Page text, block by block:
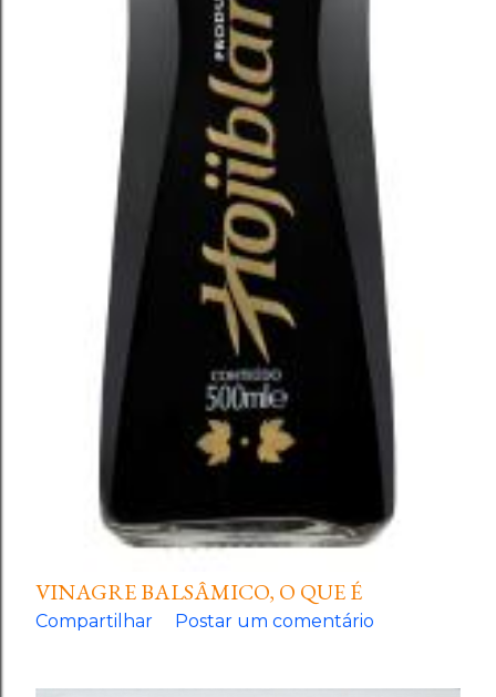
VINAGRE BALSÂMICO, O QUE É
Compartilhar Postar um comentário